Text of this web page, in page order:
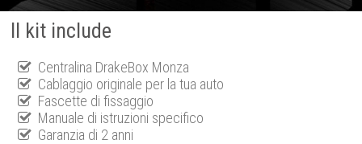
Il kit include
Centralina DrakeBox Monza
Cablaggio originale per la tua auto
Fascette di fissaggio
Manuale di istruzioni specifico
Garanzia di 2 anni